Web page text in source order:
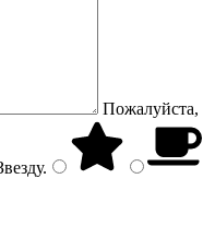
Пожалуйста,
.